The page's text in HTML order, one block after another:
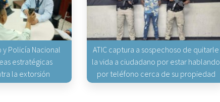
y Policía Nacional
estratégicas
la extorsión
ATIC captura a sospechoso de quitarle
la vida a ciudadano por estar hablando
por teléfono cerca de su propiedad